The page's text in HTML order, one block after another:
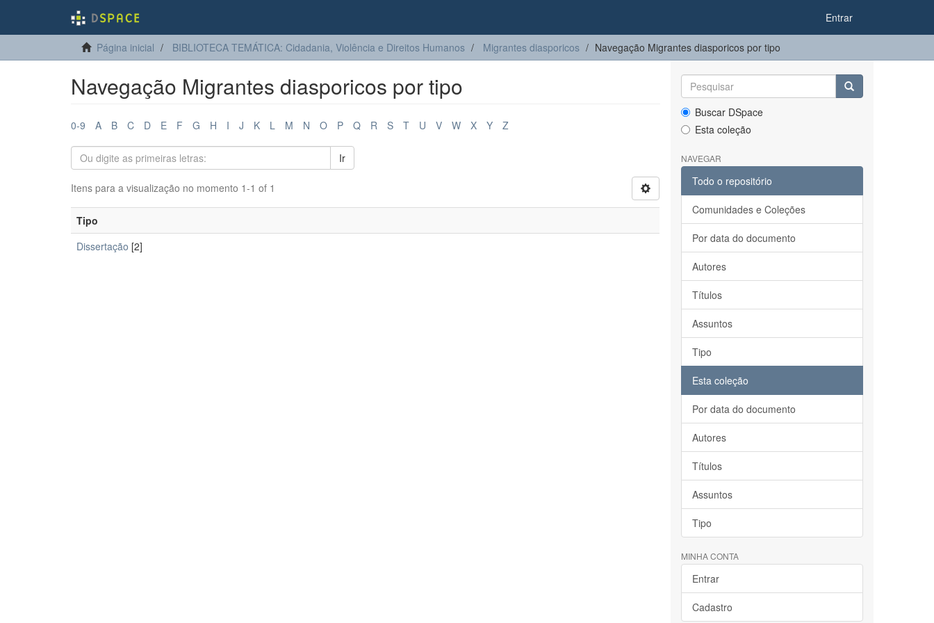
Entrar
Página inicial BIBLIOTECA TEMÁTICA: Cidadania, Violência e Direitos Humanos Migrantes diasporicos Navegação Migrantes diasporicos por tipo
Navegação Migrantes diasporicos por tipo
0-9 A B C D E F G H I J K L M N O P Q R S T U V W X Y Z
Ir
Itens para a visualização no momento 1-1 of 1
Tipo
Dissertação [2]
Buscar DSpace
Esta coleção
NAVEGAR
Todo o repositório
Comunidades e Coleções
Por data do documento
Autores
Títulos
Assuntos
Tipo
Esta coleção
Por data do documento
Autores
Títulos
Assuntos
Tipo
MINHA CONTA
Entrar
Cadastro